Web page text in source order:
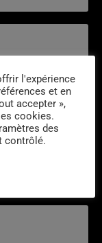
l'expérience
et en
accepter »,
cookies.
des
contrôlé.